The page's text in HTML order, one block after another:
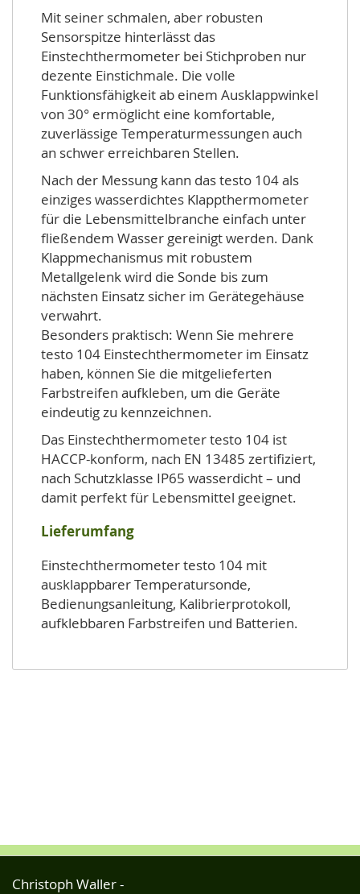
Mit seiner schmalen, aber robusten
Sensorspitze hinterlässt das
Einstechthermometer bei Stichproben nur
dezente Einstichmale. Die volle
Funktionsfähigkeit ab einem Ausklappwinkel
von 30° ermöglicht eine komfortable,
zuverlässige Temperaturmessungen auch
an schwer erreichbaren Stellen.
Nach der Messung kann das testo 104 als
einziges wasserdichtes Klappthermometer
für die Lebensmittelbranche einfach unter
fließendem Wasser gereinigt werden. Dank
Klappmechanismus mit robustem
Metallgelenk wird die Sonde bis zum
nächsten Einsatz sicher im Gerätegehäuse
verwahrt.
Besonders praktisch: Wenn Sie mehrere
testo 104 Einstechthermometer im Einsatz
haben, können Sie die mitgelieferten
Farbstreifen aufkleben, um die Geräte
eindeutig zu kennzeichnen.
Das Einstechthermometer testo 104 ist
HACCP-konform, nach EN 13485 zertifiziert,
nach Schutzklasse IP65 wasserdicht – und
damit perfekt für Lebensmittel geeignet.
Lieferumfang
Einstechthermometer testo 104 mit
ausklappbarer Temperatursonde,
Bedienungsanleitung, Kalibrierprotokoll,
aufklebbaren Farbstreifen und Batterien.
Christoph Waller -